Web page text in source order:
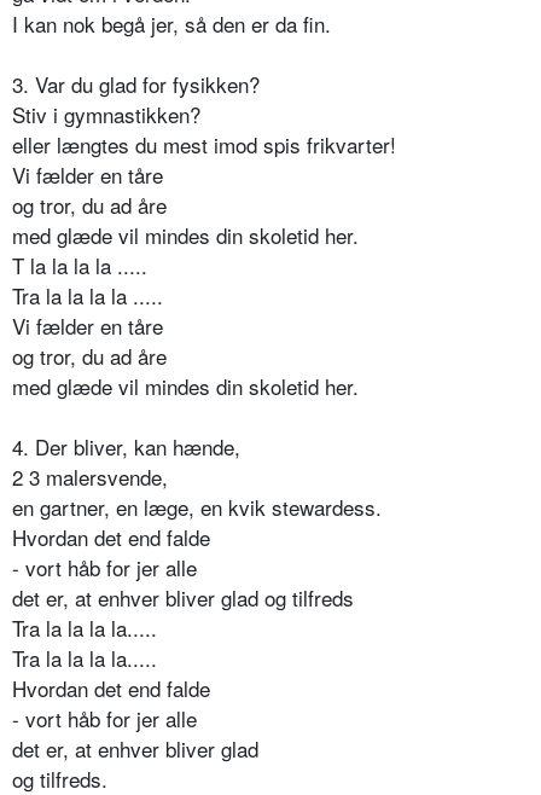
I kan nok begå jer, så den er da fin.
3. Var du glad for fysikken?
Stiv i gymnastikken?
eller længtes du mest imod spis frikvarter!
Vi fælder en tåre
og tror, du ad åre
med glæde vil mindes din skoletid her.
T la la la la .....
Tra la la la la .....
Vi fælder en tåre
og tror, du ad åre
med glæde vil mindes din skoletid her.
4. Der bliver, kan hænde,
2 3 malersvende,
en gartner, en læge, en kvik stewardess.
Hvordan det end falde
- vort håb for jer alle
det er, at enhver bliver glad og tilfreds
Tra la la la la.....
Tra la la la la.....
Hvordan det end falde
- vort håb for jer alle
det er, at enhver bliver glad
og tilfreds.